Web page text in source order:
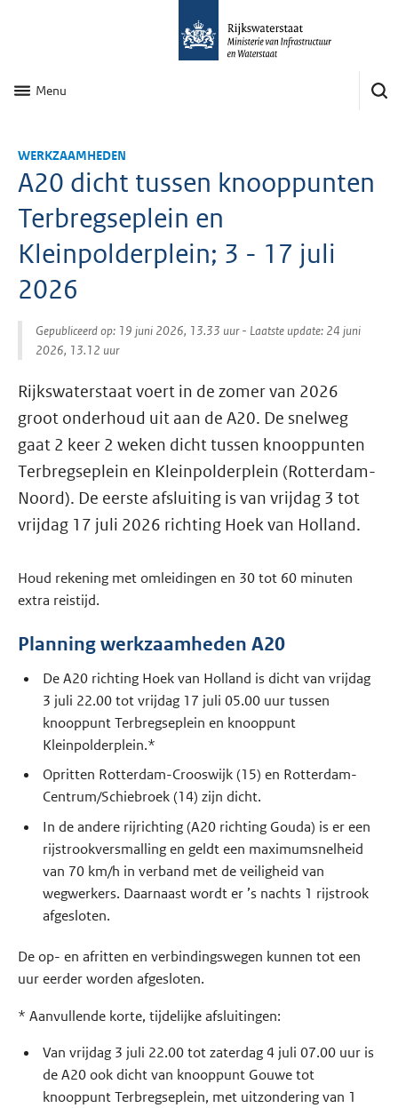
Menu
WERKZAAMHEDEN
A20 dicht tussen knooppunten
Terbregseplein en
Kleinpolderplein; 3 - 17 juli
2026
Gepubliceerd op: 19 juni 2026, 13.33 uur- Laatste update: 24 juni
2026, 13.12 uur
Rijkswaterstaat voert in de zomer van 2026
groot onderhoud uit aan de A20. De snelweg
gaat 2 keer 2 weken dicht tussen knooppunten
Terbregseplein en Kleinpolderplein (Rotterdam-
Noord). De eerste afsluiting is van vrijdag 3 tot
vrijdag 17 juli 2026 richting Hoek van Holland.
Houd rekening met omleidingen en 30 tot 60 minuten
extra reistijd.
Planning werkzaamheden A20
De A20 richting Hoek van Holland is dicht van vrijdag
3 juli 22.00 tot vrijdag 17 juli 05.00 uur tussen
knooppunt Terbregseplein en knooppunt
Kleinpolderplein.*
Opritten Rotterdam-Crooswijk (15) en Rotterdam-
Centrum/Schiebroek (14) zijn dicht.
In de andere rijrichting (A20 richting Gouda) is er een
rijstrookversmalling en geldt een maximumsnelheid
van 70 km/h in verband met de veiligheid van
wegwerkers. Daarnaast wordt er ’s nachts 1 rijstrook
afgesloten.
De op- en afritten en verbindingswegen kunnen tot een
uur eerder worden afgesloten.
* Aanvullende korte, tijdelijke afsluitingen:
Van vrijdag 3 juli 22.00 tot zaterdag 4 juli 07.00 uur is
de A20 ook dicht van knooppunt Gouwe tot
knooppunt Terbregseplein, met uitzondering van 1